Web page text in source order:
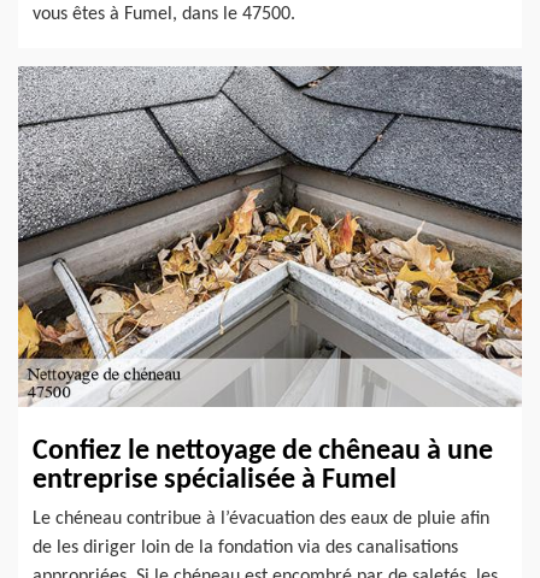
vous êtes à Fumel, dans le 47500.
Confiez le nettoyage de chêneau à une
entreprise spécialisée à Fumel
Le chéneau contribue à l’évacuation des eaux de pluie afin
de les diriger loin de la fondation via des canalisations